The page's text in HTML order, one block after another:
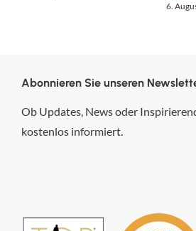
6.
Abonnieren Sie unseren
Ob Updates, News oder
kostenlos informiert.